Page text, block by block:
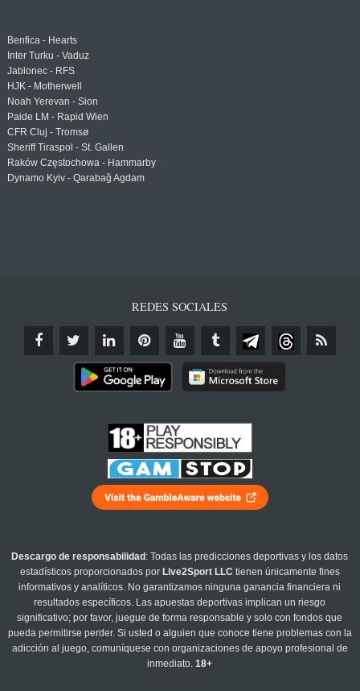
Benfica - Hearts
Inter Turku - Vaduz
Jablonec - RFS
HJK - Motherwell
Noah Yerevan - Sion
Paide LM - Rapid Wien
CFR Cluj - Tromsø
Sheriff Tiraspol - St. Gallen
Raków Częstochowa - Hammarby
Dynamo Kyiv - Qarabağ Agdam
REDES SOCIALES
Descargo de responsabilidad : Todas las predicciones deportivas y los datos
estadísticos proporcionados por Live2Sport LLC tienen únicamente fines
informativos y analíticos. No garantizamos ninguna ganancia financiera ni
resultados específicos. Las apuestas deportivas implican un riesgo
significativo; por favor, juegue de forma responsable y solo con fondos que
pueda permitirse perder. Si usted o alguien que conoce tiene problemas con la
adicción al juego, comuníquese con organizaciones de apoyo profesional de
inmediato.18+